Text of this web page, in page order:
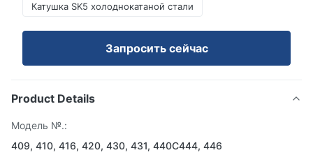
Катушка SK5 холоднокатаной стали
Запросить сейчас
Product Details
Модель №.:
409, 410, 416, 420, 430, 431, 440C444, 446